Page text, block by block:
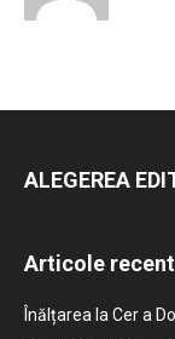
ALEGEREA
Articole
Înălțarea la Cer a